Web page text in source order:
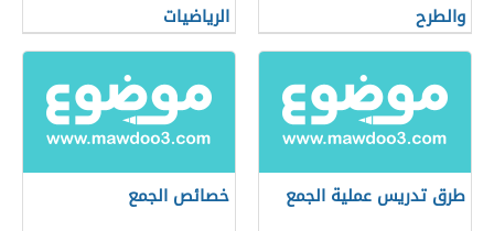
والطرح
الرياضيات
طرق تدريس عملية الجمع خصائص الجمع